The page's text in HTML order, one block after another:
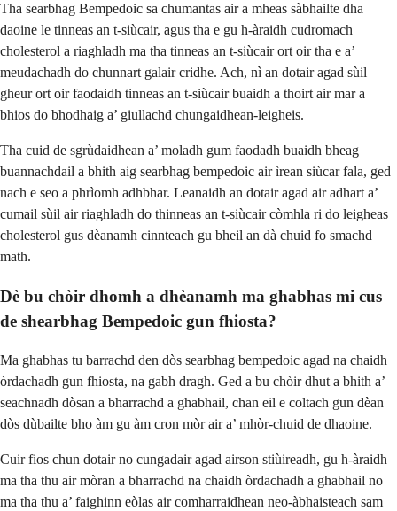
Tha searbhag Bempedoic sa chumantas air a mheas sàbhailte dha
daoine le tinneas an t-siùcair, agus tha e gu h-àraidh cudromach
cholesterol a riaghladh ma tha tinneas an t-siùcair ort oir tha e a’
meudachadh do chunnart galair cridhe. Ach, nì an dotair agad sùil
gheur ort oir faodaidh tinneas an t-siùcair buaidh a thoirt air mar a
bhios do bhodhaig a’ giullachd chungaidhean-leigheis.
Tha cuid de sgrùdaidhean a’ moladh gum faodadh buaidh bheag
buannachdail a bhith aig searbhag bempedoic air ìrean siùcar fala, ged
nach e seo a phrìomh adhbhar. Leanaidh an dotair agad air adhart a’
cumail sùil air riaghladh do thinneas an t-siùcair còmhla ri do leigheas
cholesterol gus dèanamh cinnteach gu bheil an dà chuid fo smachd
math.
Dè bu chòir dhomh a dhèanamh ma ghabhas mi cus
de shearbhag Bempedoic gun fhiosta?
Ma ghabhas tu barrachd den dòs searbhag bempedoic agad na chaidh
òrdachadh gun fhiosta, na gabh dragh. Ged a bu chòir dhut a bhith a’
seachnadh dòsan a bharrachd a ghabhail, chan eil e coltach gun dèan
dòs dùbailte bho àm gu àm cron mòr air a’ mhòr-chuid de dhaoine.
Cuir fios chun dotair no cungadair agad airson stiùireadh, gu h-àraidh
ma tha thu air mòran a bharrachd na chaidh òrdachadh a ghabhail no
ma tha thu a’ faighinn eòlas air comharraidhean neo-àbhaisteach sam